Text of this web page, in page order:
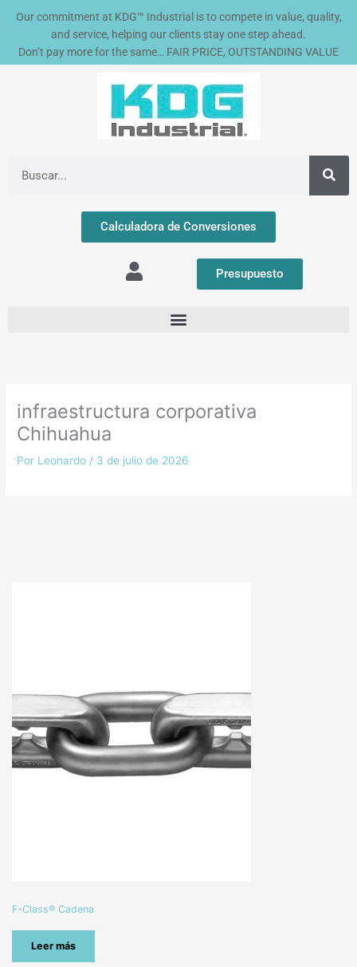
Our commitment at KDG™ Industrial is to compete in value, quality,
and service, helping our clients stay one step ahead.
Don’t pay more for the same… FAIR PRICE, OUTSTANDING VALUE
Calculadora de Conversiones
Presupuesto
F-Class® Cadena
Leer más
infraestructura corporativa
Chihuahua
Por Leonardo / 3 de julio de 2026